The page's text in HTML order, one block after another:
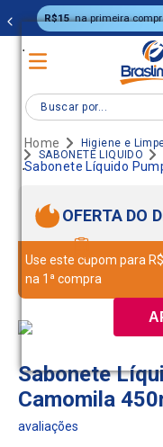
.
.
R$15 na primeira
Buscar por...
Higiene e
SABONETE LIQUIDO
Sabonete Líquido
OFERTA DO
Use este cupom para
na 1ª compra
Sabonete
Camomila